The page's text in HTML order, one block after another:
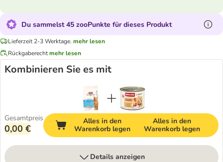
Du sammelst 45 zooPunkte für dieses Produkt
Lieferzeit 2-3 Werktage. mehr lesen
Rückgaberechtmehr lesen
Kombinieren Sie es mit
Gesamtpreis
0,00 €
Alles in den
Warenkorb legen
Alles in den
Warenkorb legen
Details anzeigen